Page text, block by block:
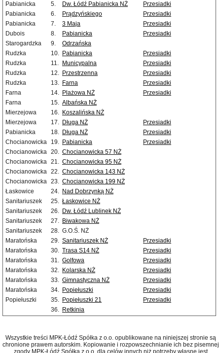
Pabianicka
5. Dw. Łódź Pabianicka NŻ
Przesiadki
Pabianicka
6. Prądzyńskiego
Przesiadki
Pabianicka
7. 3 Maja
Przesiadki
Dubois
8. Pabianicka
Przesiadki
Starogardzka
9.
Odrzańska
Rudzka
10. Pabianicka
Przesiadki
Rudzka
11. Municypalna
Przesiadki
Rudzka
12. Przestrzenna
Przesiadki
Rudzka
13. Farna
Przesiadki
Farna
14. Plażowa NŻ
Przesiadki
Farna
15. Albańska NŻ
Mierzejowa
16. Koszalińska NŻ
Mierzejowa
17. Długa NŻ
Przesiadki
Pabianicka
18. Długa NŻ
Przesiadki
Chocianowicka
19. Pabianicka
Przesiadki
Chocianowicka 20. Chocianowicka 57 NŻ
Chocianowicka 21. Chocianowicka 95 NŻ
Chocianowicka 22. Chocianowicka 143 NŻ
Chocianowicka 23. Chocianowicka 199 NŻ
Łaskowice
24. Nad Dobrzynką NŻ
Sanitariuszek
25. Łaskowice NŻ
Sanitariuszek
26. Dw. Łódź Lublinek NŻ
Sanitariuszek
27. Biwakowa NŻ
Sanitariuszek
28. G.O.Ś. NŻ
Maratońska
29. Sanitariuszek NŻ
Przesiadki
Maratońska
30. Trasa S14 NŻ
Przesiadki
Maratońska
31. Golfowa
Przesiadki
Maratońska
32. Kolarska NŻ
Przesiadki
Maratońska
33. Gimnastyczna NŻ
Przesiadki
Maratońska
34. Popiełuszki
Przesiadki
Popiełuszki
35. Popiełuszki 21
Przesiadki
36. Retkinia
Wszystkie treści MPK-Łódź Spółka z o.o. opublikowane na niniejszej stronie są
chronione prawem autorskim. Kopiowanie i rozpowszechnianie ich bez pisemnej
zgody MPK-Łódź Spółka z o.o. dla celów innych niż potrzeby własne jest